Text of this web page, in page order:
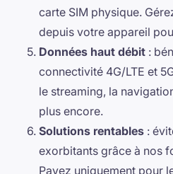
carte SIM physique.
depuis votre appareil
Données haut débit :
connectivité 4G/LTE et
le streaming, la
plus encore.
Solutions rentables :
exorbitants grâce à nos
Payez uniquement pour